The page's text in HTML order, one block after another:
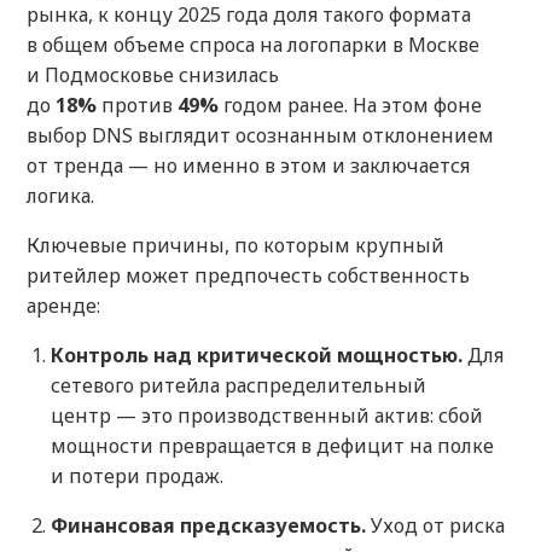
рынка, к концу 2025 года доля такого формата
в общем объеме спроса на логопарки в Москве
и Подмосковье снизилась
до 18% против 49% годом ранее. На этом фоне
выбор DNS выглядит осознанным отклонением
от тренда — но именно в этом и заключается
логика.
Ключевые причины, по которым крупный
ритейлер может предпочесть собственность
аренде:
Контроль над критической мощностью.Для
сетевого ритейла распределительный
центр — это производственный актив: сбой
мощности превращается в дефицит на полке
и потери продаж.
Финансовая предсказуемость.Уход от риска